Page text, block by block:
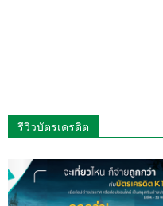
รีวิวบัตรเครดิต